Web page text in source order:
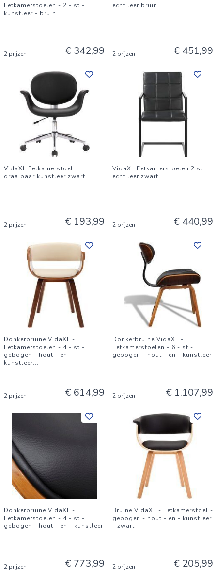
Eetkamerstoelen - 2 - st -
kunstleer - bruin
2 prijzen € 342,99
echt leer bruin
2 prijzen € 451,99
VidaXL Eetkamerstoel
draaibaar kunstleer zwart
2 prijzen € 193,99
VidaXL Eetkamerstoelen 2 st
echt leer zwart
2 prijzen € 440,99
Donkerbruine VidaXL -
Eetkamerstoelen - 4 - st -
gebogen - hout - en -
kunstleer...
2 prijzen € 614,99
Donkerbruine VidaXL -
Eetkamerstoelen - 6 - st -
gebogen - hout - en - kunstleer
2 prijzen € 1.107,99
Donkerbruine VidaXL -
Eetkamerstoelen - 4 - st -
gebogen - hout - en - kunstleer
2 prijzen € 773,99
Bruine VidaXL - Eetkamerstoel -
gebogen - hout - en - kunstleer
- zwart
2 prijzen € 205,99